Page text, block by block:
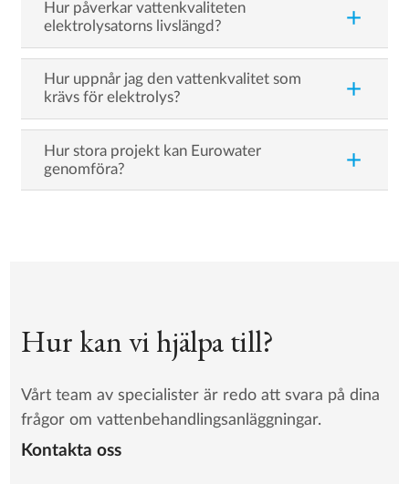
Hur påverkar vattenkvaliteten
elektrolysatorns livslängd?
add
Hur uppnår jag den vattenkvalitet som
krävs för elektrolys?
add
Hur stora projekt kan Eurowater
genomföra?
add
Hur kan vi hjälpa till?
Vårt team av specialister är redo att svara på dina
frågor om vattenbehandlingsanläggningar.
Kontakta oss